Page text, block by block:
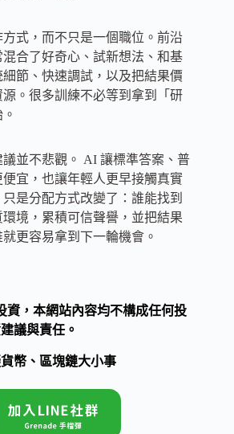
式，而不只是一個職位。前沿
合了好奇心、試新想法、和基
節、快速調試，以及把結果價
。很多訓練不必等到拿到「研
並不悲觀。 AI 讓標準答案、普
宜，也讓年輕人更早接觸真實
是分配方式改變了：誰能找到
境，累積可信聲譽，並把結果
更容易拿到下一輪機會。
資，本網站內容均不構成任何投
議與責任。
幣、區塊鏈大小事